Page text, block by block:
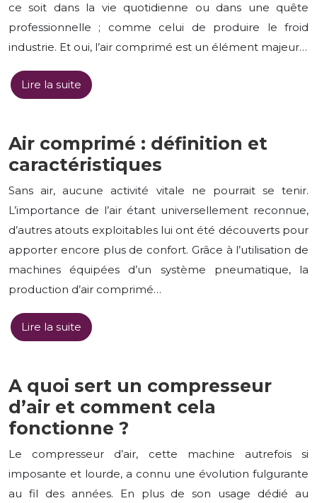
ce soit dans la vie quotidienne ou dans une quête
professionnelle ; comme celui de produire le froid
industrie. Et oui, l’air comprimé est un élément majeur…
Lire la suite
Air comprimé : définition et
caractéristiques
Sans air, aucune activité vitale ne pourrait se tenir.
L’importance de l’air étant universellement reconnue,
d’autres atouts exploitables lui ont été découverts pour
apporter encore plus de confort. Grâce à l’utilisation de
machines équipées d’un système pneumatique, la
production d’air comprimé…
Lire la suite
A quoi sert un compresseur
d’air et comment cela
fonctionne ?
Le compresseur d’air, cette machine autrefois si
imposante et lourde, a connu une évolution fulgurante
au fil des années. En plus de son usage dédié au